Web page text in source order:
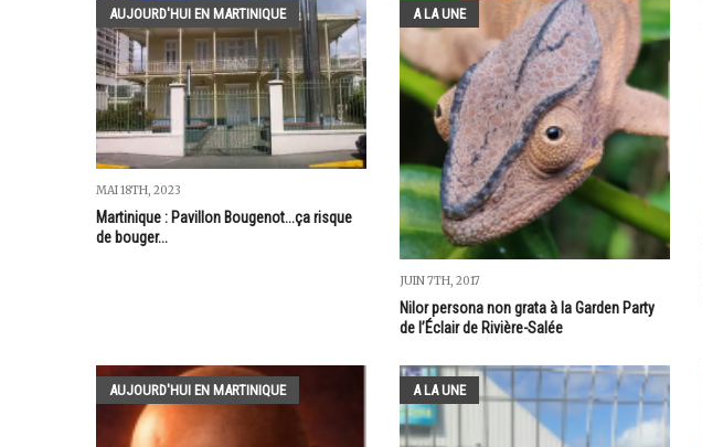
AUJOURD'HUI EN MARTINIQUE
MAI 18TH, 2023
Martinique : Pavillon Bougenot...ça risque
de bouger...
A LA UNE
JUIN 7TH, 2017
Nilor persona non grata à la Garden Party
de l’Éclair de Rivière-Salée
AUJOURD'HUI EN MARTINIQUE A LA UNE